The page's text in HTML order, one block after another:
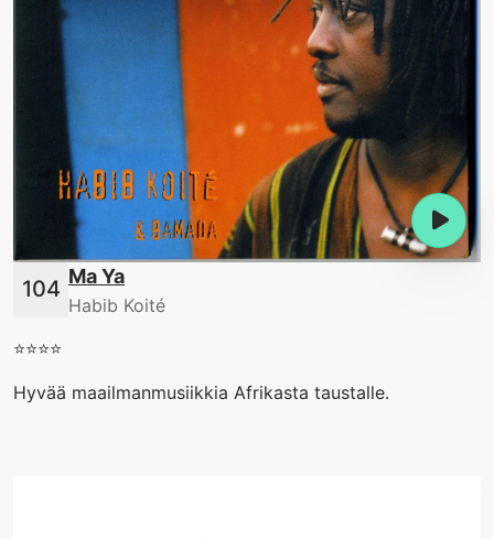
Ma Ya
Habib Koité
⭐️⭐️⭐️⭐️
Hyvää maailmanmusiikkia Afrikasta taustalle.